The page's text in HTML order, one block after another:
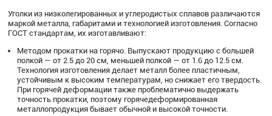
Уголки из низколегированных и углеродистых сплавов различаются
маркой металла, габаритами и технологией изготовления. Согласно
ГОСТ стандартам, их изготавливают:
Методом прокатки на горячо. Выпускают продукцию с большей
полкой — от 2.5 до 20 см, меньшей полкой — от 1.6 до 12.5 см.
Технология изготовления делает металл более пластичным,
устойчивым к высоким температурам, но снижает его твердость.
При горячей деформации также проблематично выдержать
точность прокатки, поэтому горячедеформированная
металлопродукция бывает обычной и высокой точности.